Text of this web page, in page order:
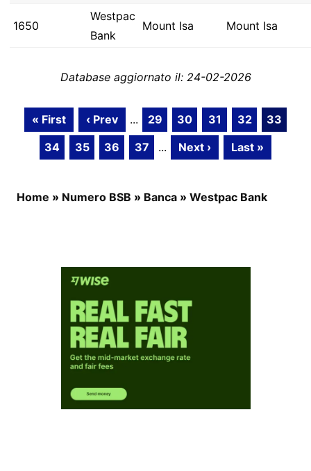
1650
Westpac
Bank
Mount Isa Mount Isa
Database aggiornato il: 24-02-2026
« First ‹ Prev ... 29 30 31 32
33
34
35 36 37 ... Next › Last »
Home » Numero BSB » Banca » Westpac Bank